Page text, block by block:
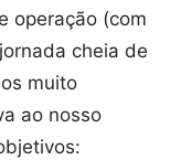
operação (com
cheia de
muito
ao nosso